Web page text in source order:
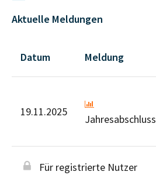
Aktuelle Meldungen
Datum Meldung
19.11.2025
Jahresabschluss
Für registrierte Nutzer